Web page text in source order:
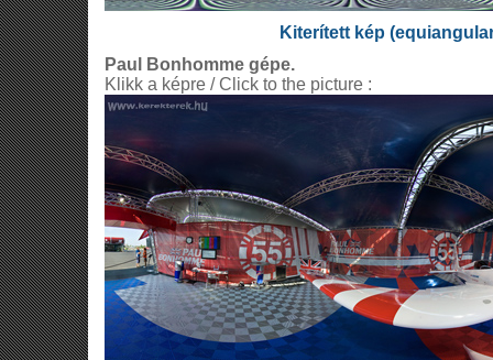
Kiterített kép
Paul Bonhomme gépe.
Klikk a képre / Click to the picture :